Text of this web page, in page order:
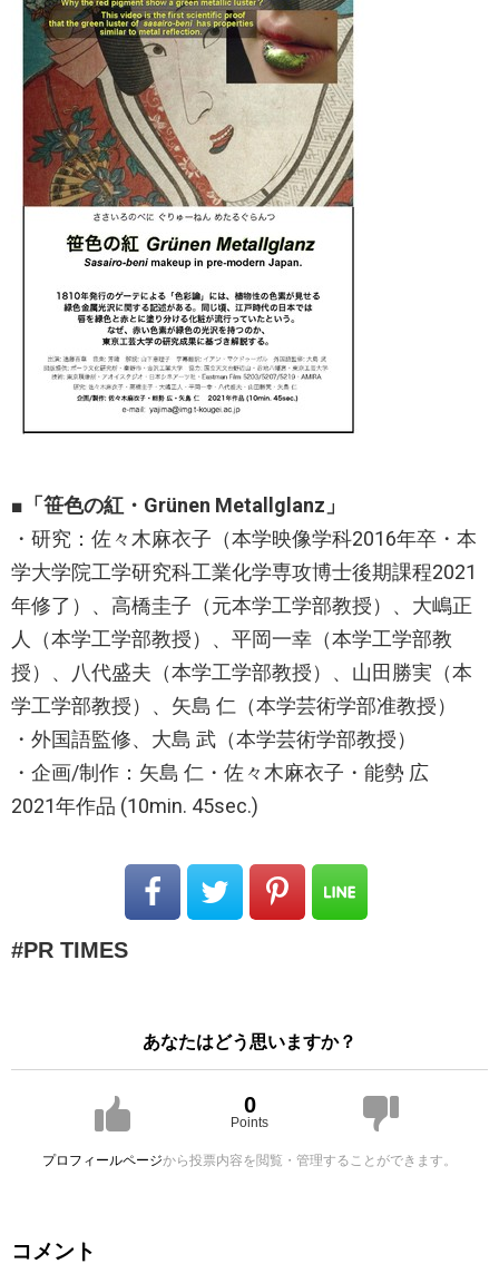
■「笹色の紅・Grünen Metallglanz」
・研究：佐々木麻衣子（本学映像学科2016年卒・本
学大学院工学研究科工業化学専攻博士後期課程2021
年修了）、高橋圭子（元本学工学部教授）、大嶋正
人（本学工学部教授）、平岡一幸（本学工学部教
授）、八代盛夫（本学工学部教授）、山田勝実（本
学工学部教授）、矢島 仁（本学芸術学部准教授）
・外国語監修、大島 武（本学芸術学部教授）
・企画/制作：矢島 仁・佐々木麻衣子・能勢 広
2021年作品 (10min. 45sec.)
PR TIMES
あなたはどう思いますか？
0
Points
プロフィールページから投票内容を閲覧・管理することができます。
コメント